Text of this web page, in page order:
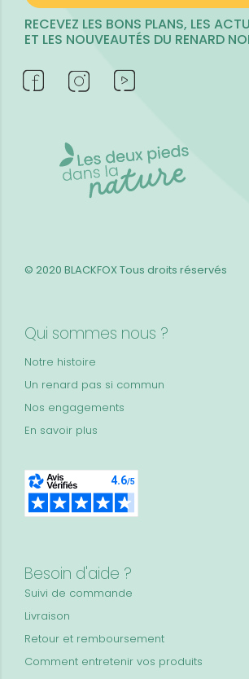
RECEVEZ LES BONS PLANS, LES
ET LES NOUVEAUTÉS DU RENARD
Qui sommes nous ?
Notre histoire
Un renard pas si commun
Nos engagements
En savoir plus
Besoin d'aide ?
Suivi de commande
Livraison
Retour et remboursement
Comment entretenir vos produits
© 2020 BLACKFOXTous droits réservés